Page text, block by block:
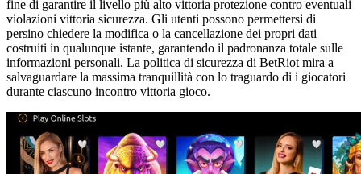
fine di garantire il livello più alto vittoria protezione contro eventuali
violazioni vittoria sicurezza. Gli utenti possono permettersi di
persino chiedere la modifica o la cancellazione dei propri dati
costruiti in qualunque istante, garantendo il padronanza totale sulle
informazioni personali. La politica di sicurezza di BetRiot mira a
salvaguardare la massima tranquillità con lo traguardo di i giocatori
durante ciascuno incontro vittoria gioco.